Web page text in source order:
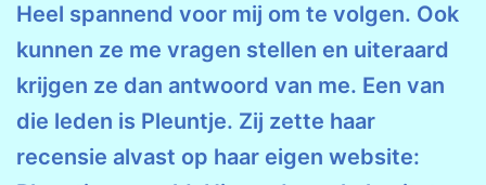
Heel spannend voor mij om te volgen. Ook
kunnen ze me vragen stellen en uiteraard
krijgen ze dan antwoord van me. Een van
die leden is Pleuntje. Zij zette haar
recensie alvast op haar eigen website: